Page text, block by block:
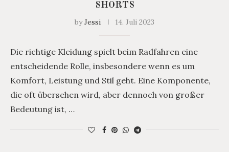
SHORTS
byJessi 14. Juli 2023
Die richtige Kleidung spielt beim Radfahren eine
entscheidende Rolle, insbesondere wenn es um
Komfort, Leistung und Stil geht. Eine Komponente,
die oft übersehen wird, aber dennoch von großer
Bedeutung ist, …